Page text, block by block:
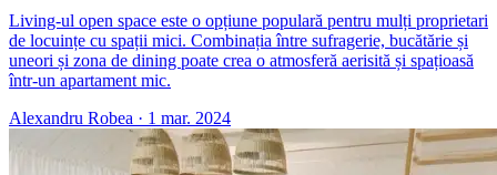
Living-ul open space este o opțiune populară pentru mulți proprietari
de locuințe cu spații mici. Combinația între sufragerie, bucătărie și
uneori și zona de dining poate crea o atmosferă aerisită și spațioasă
într-un apartament mic.
Alexandru Robea · 1 mar. 2024